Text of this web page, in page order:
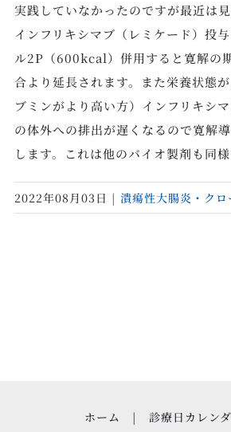
実践していなかったのですが最近は見
インフリキシマブ（レミケード）投
ル2P（600kcal）併用すると寛解の
合より延長されます。また栄養状態
ブミンがより高い方）インフリキシマ
の体外への排出が遅くなるので寛解
します。これは他のバイオ製剤も同
2022年08月03日 | 潰瘍性大腸炎・クロ
ホーム
診療日カレン